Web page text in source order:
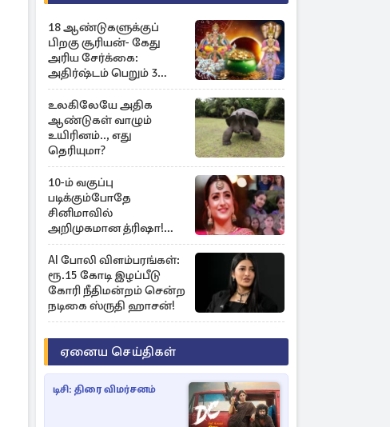
18 ஆண்டுகளுக்குப்
பிறகு சூரியன்- கேது
அரிய சேர்க்கை:
அதிர்ஷ்டம் பெறும் 3
ராசிகள்!
உலகிலேயே அதிக
ஆண்டுகள் வாழும்
உயிரினம்.., எது
தெரியுமா?
10-ம் வகுப்பு
படிக்கும்போதே
சினிமாவில்
அறிமுகமான த்ரிஷா!
உண்மையை பகிர்ந்த
இயக்குநர் பிரவீன் காந்தி
AI போலி விளம்பரங்கள்:
ரூ.15 கோடி இழப்பீடு
கோரி நீதிமன்றம் சென்ற
நடிகை ஸ்ருதி ஹாசன்!
ஏனைய செய்திகள்
டிசி: திரை விமர்சனம்